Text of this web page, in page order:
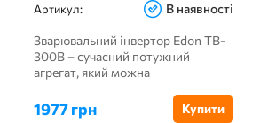
Артикул: В наявності
Зварювальний інвертор Edon TB-
300B – сучасний потужний
агрегат, який можна
1977 грн Купити